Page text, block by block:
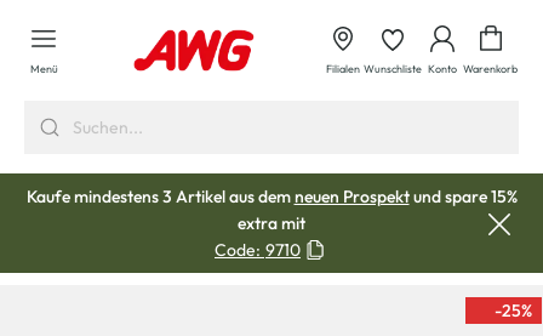
springen
Menü Filialen Wunschliste Konto Warenkorb
Kaufe mindestens 3 Artikel aus demneuen Prospektund spare 15%
extra mit
Code: 9710
-25%